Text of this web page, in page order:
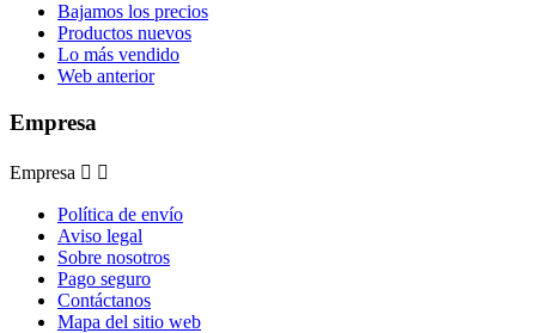
Bajamos los precios
Productos nuevos
Lo más vendido
Web anterior
Empresa
Empresa  
Política de envío
Aviso legal
Sobre nosotros
Pago seguro
Contáctanos
Mapa del sitio web